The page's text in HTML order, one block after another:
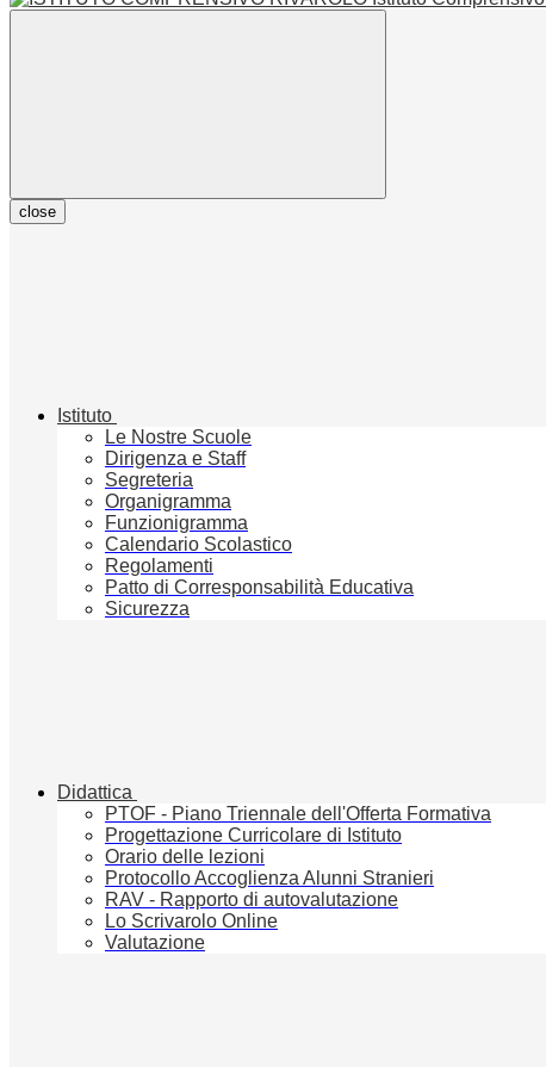
close
Istituto
Le Nostre Scuole
Dirigenza e Staff
Segreteria
Organigramma
Funzionigramma
Calendario Scolastico
Regolamenti
Patto di Corresponsabilità Educativa
Sicurezza
Didattica
PTOF - Piano Triennale dell'Offerta Formativa
Progettazione Curricolare di Istituto
Orario delle lezioni
Protocollo Accoglienza Alunni Stranieri
RAV - Rapporto di autovalutazione
Lo Scrivarolo Online
Valutazione